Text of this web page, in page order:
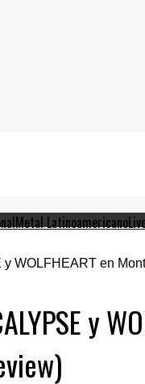
Metal Latinoamericano
y